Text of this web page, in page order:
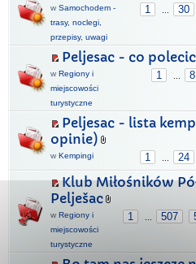
1 30
w Samochodem -
trasy, noclegi,
przepisy, uwagi
Peljesac - co
1 8
w Regiony i
miejscowości
turystyczne
Peljesac - lista
opinie)
1 24
w Kempingi
Klub Miłośników
Pelješac
1 507
w Regiony i
miejscowości
turystyczne